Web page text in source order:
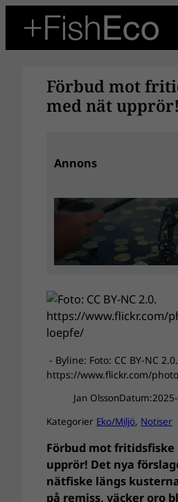
innehåll
Förbud mot
med nät upprör!
Annons
- Byline: Foto: CC BY-NC 2.0.
https://www.flickr.com/
Jan OlssonDatum:
Kategorier Eko/Miljö, Notiser
Förbud mot fritidsfiske
upprör! Det nya
nätfiske längs
på remiss, väcker oro